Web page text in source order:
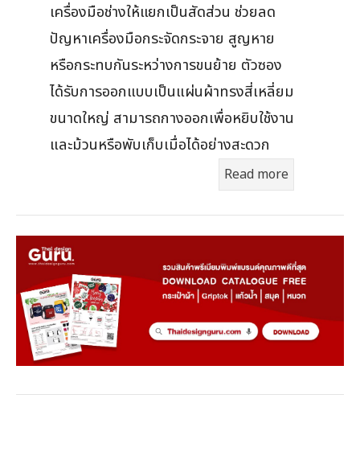
เครื่องมือช่างให้แยกเป็นสัดส่วน ช่วยลด
ปัญหาเครื่องมือกระจัดกระจาย สูญหาย
หรือกระทบกันระหว่างการขนย้าย ตัวซอง
ได้รับการออกแบบเป็นแผ่นผ้าทรงสี่เหลี่ยม
ขนาดใหญ่ สามารถกางออกเพื่อหยิบใช้งาน
และม้วนหรือพับเก็บเมื่อได้อย่างสะดวก
Read more